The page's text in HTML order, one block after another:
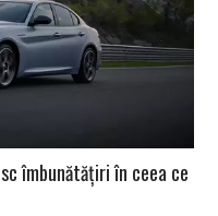
îmbunătățiri în ceea ce